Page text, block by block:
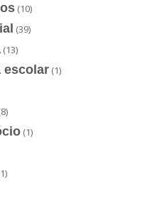
(10)
(39)
(13)
escolar (1)
(1)